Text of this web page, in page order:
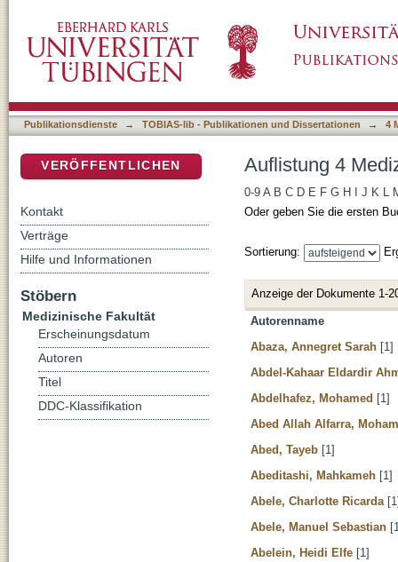
Publikationsdienste → TOBIAS-lib - Publikationen und Dissertationen → 4
Auflistung 4
0-9 A B C D E F G H J K L
Oder geben Sie die ersten
Sortierung:
Anzeige der Dokumente 1-
Autorenname
Abaza, Annegret Sarah [1]
Abdel-Kahaar Eldardir
Abdelhafez, Mohamed [1]
Abed Allah Alfarra,
Abed, Tayeb [1]
Abeditashi, Mahkameh [1]
Abele, Charlotte Ricarda
Abele, Manuel Sebastian
Abelein, Heidi Elfe [1]
VERÖFFENTLICHEN
Kontakt
Verträge
Hilfe und Informationen
Stöbern
Medizinische Fakultät
Erscheinungsdatum
Autoren
Titel
DDC-Klassifikation